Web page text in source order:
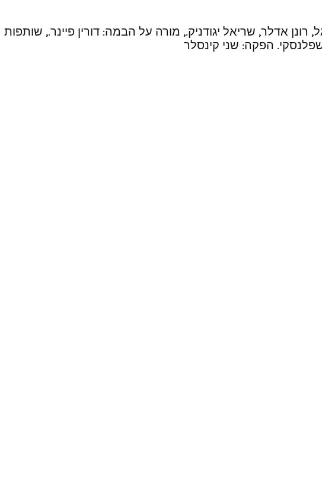
רונן אדלר, שריאל יגודניק., מורה על הבמה: דורין פיינר., שותפות
שפלנסקי. הפקה: שני קינסלר